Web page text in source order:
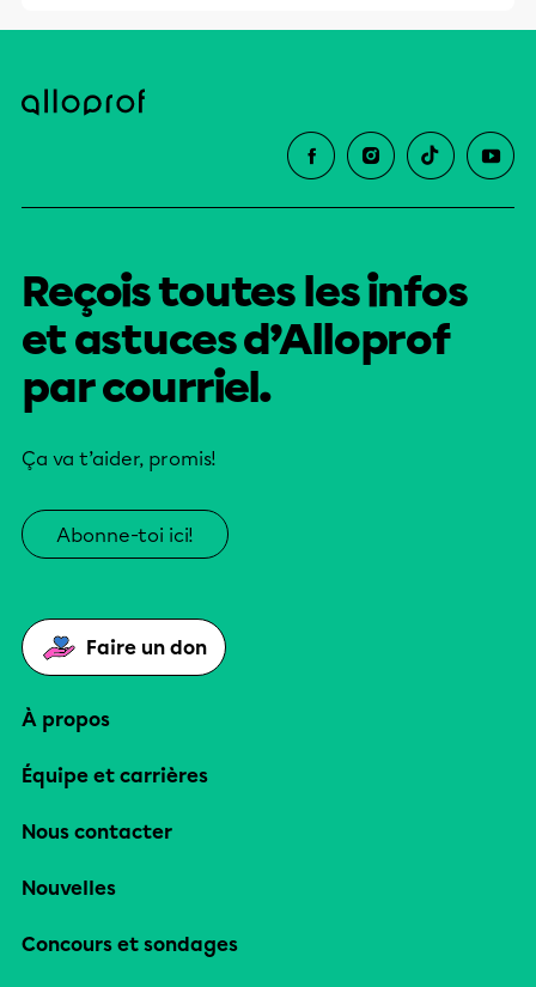
Reçois toutes les infos
et astuces d’Alloprof
par courriel.
Ça va t’aider, promis!
Abonne-toi ici!
Faire un don
À propos
Équipe et carrières
Nous contacter
Nouvelles
Concours et sondages